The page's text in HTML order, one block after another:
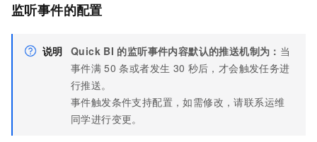
监听事件的配置
说明 Quick BI 的监听事件内容默认的推送机制为： 当
事件满 50 条或者发生 30 秒后，才会触发任务进
行推送。
事件触发条件支持配置，如需修改，请联系运维
同学进行变更。